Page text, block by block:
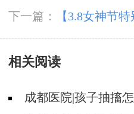
性癫痫患者应该怎么用
下一篇：
【3.8女神节
华院长领衔癫痫病多学
康新生
相关阅读
成都医院|孩子抽搐